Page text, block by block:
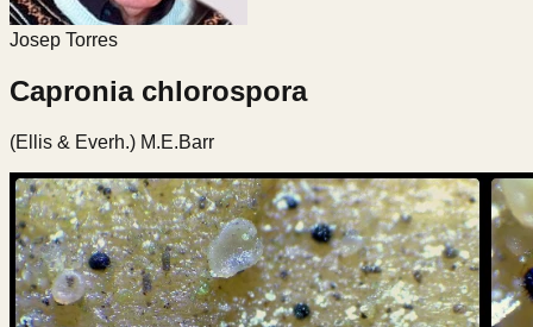
Josep Torres
Capronia chlorospora
(Ellis & Everh.) M.E.Barr